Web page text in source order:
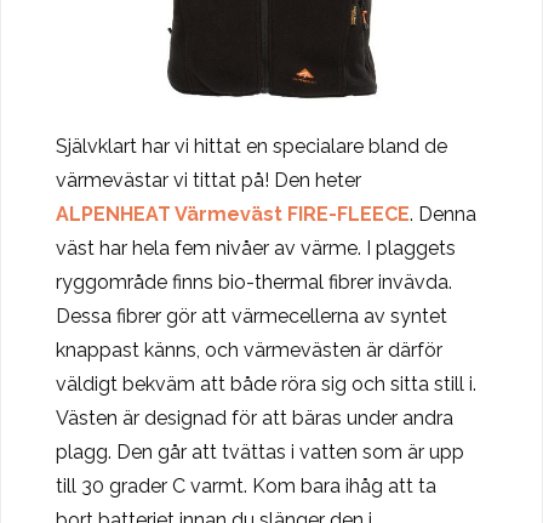
Självklart har vi hittat en specialare bland de
värmevästar vi tittat på! Den heter
ALPENHEAT Värmeväst FIRE-FLEECE. Denna
väst har hela fem nivåer av värme. I plaggets
ryggområde finns bio-thermal fibrer invävda.
Dessa fibrer gör att värmecellerna av syntet
knappast känns, och värmevästen är därför
väldigt bekväm att både röra sig och sitta still i.
Västen är designad för att bäras under andra
plagg. Den går att tvättas i vatten som är upp
till 30 grader C varmt. Kom bara ihåg att ta